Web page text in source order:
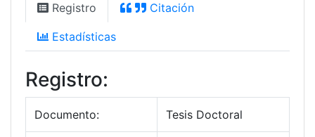
Registro Citación
Estadísticas
Registro:
Documento: Tesis Doctoral